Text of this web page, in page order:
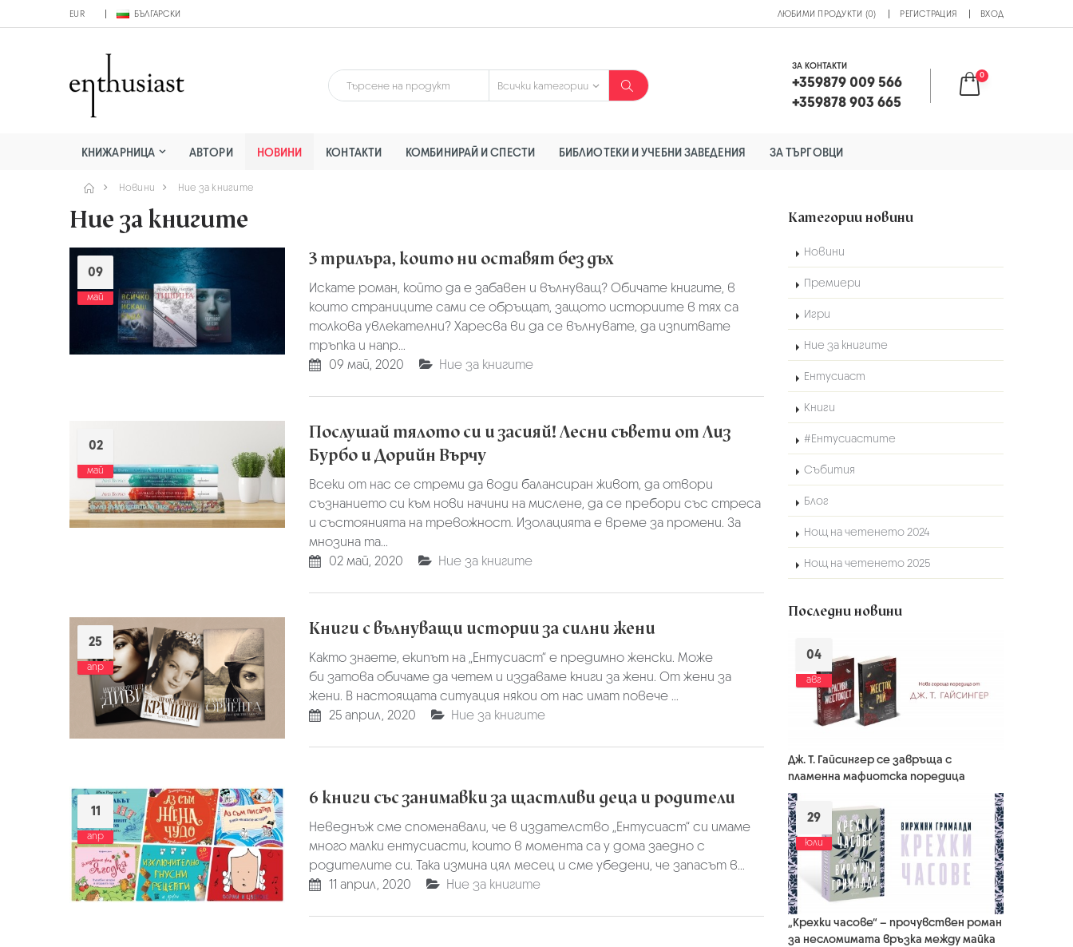
EUR БЪЛГАРСКИ ЛЮБИМИ ПРОДУКТИ (0) РЕГИСТРАЦИЯ ВХОД
ЗА КОНТАКТИ
+359879 009 566
+359878 903 665
0
КНИЖАРНИЦА АВТОРИ НОВИНИ КОНТАКТИ КОМБИНИРАЙ И СПЕСТИ БИБЛИОТЕКИ И УЧЕБНИ ЗАВЕДЕНИЯ ЗА ТЪРГОВЦИ
Новини Ние за книгите
Ние за книгите
09
май
3 трилъра, които ни оставят без дъх
Искате роман, който да е забавен и вълнуващ? Обичате книгите, в
които страниците сами се обръщат, защото историите в тях са
толкова увлекателни? Харесва ви да се вълнувате, да изпитвате
тръпка и напр...
09 май, 2020
Ние за книгите
02
май
Послушай тялото си и засияй! Лесни съвети от Лиз
Бурбо и Дорийн Върчу
Всеки от нас се стреми да води балансиран живот, да отвори
съзнанието си към нови начини на мислене, да се пребори със стреса
и състоянията на тревожност. Изолацията е време за промени. За
мнозина та...
02 май, 2020
Ние за книгите
25
апр
Книги с вълнуващи истории за силни жени
Както знаете, екипът на „Ентусиаст“ е предимно женски. Може
би затова обичаме да четем и издаваме книги за жени. От жени за
жени. В настоящата ситуация някои от нас имат повече ...
25 април, 2020
Ние за книгите
11
апр
6 книги със занимавки за щастливи деца и родители
Неведнъж сме споменавали, че в издателство „Ентусиаст“ си имаме
много малки ентусиасти, които в момента са у дома заедно с
родителите си. Така измина цял месец и сме убедени, че запасът в...
11 април, 2020
Ние за книгите
Категории новини
Новини
Премиери
Игри
Ние за книгите
Ентусиаст
Книги
#Ентусиастите
Събития
Блог
Нощ на четенето 2024
Нощ на четенето 2025
Последни новини
04
авг
Дж. Т. Гайсингер се завръща с
пламенна мафиотска поредица
29
юли
„Крехки часове“ – прочувствен роман
за несломимата връзка между майка